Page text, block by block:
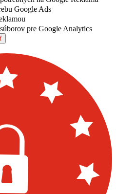
Google Ads
pre Google Analytics